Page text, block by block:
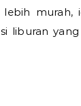
lebih murah,
liburan